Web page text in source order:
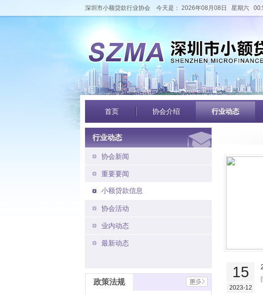
深圳市小额贷款行业协会 今天是： 2026年08月08日 星期六
首页 协会介绍 行业动态
行业动态
协会新闻
重要要闻
小额贷款信息
协会活动
业内动态
最新动态
政策法规
15
2023-12